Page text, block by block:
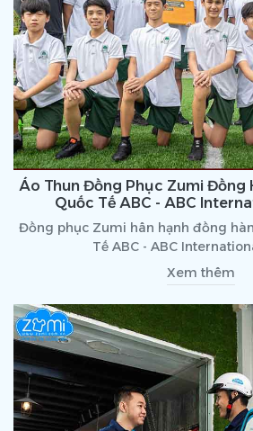
Áo Thun Đồng Phục Zumi Đồng
Quốc Tế ABC - ABC
Đồng phục Zumi hân hạnh đồng
Tế ABC - ABC
Xem thêm